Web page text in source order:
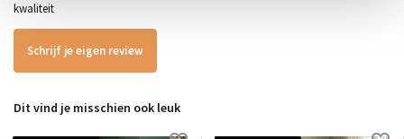
kwaliteit
Schrijf je eigen review
Dit vind je misschien ook leuk